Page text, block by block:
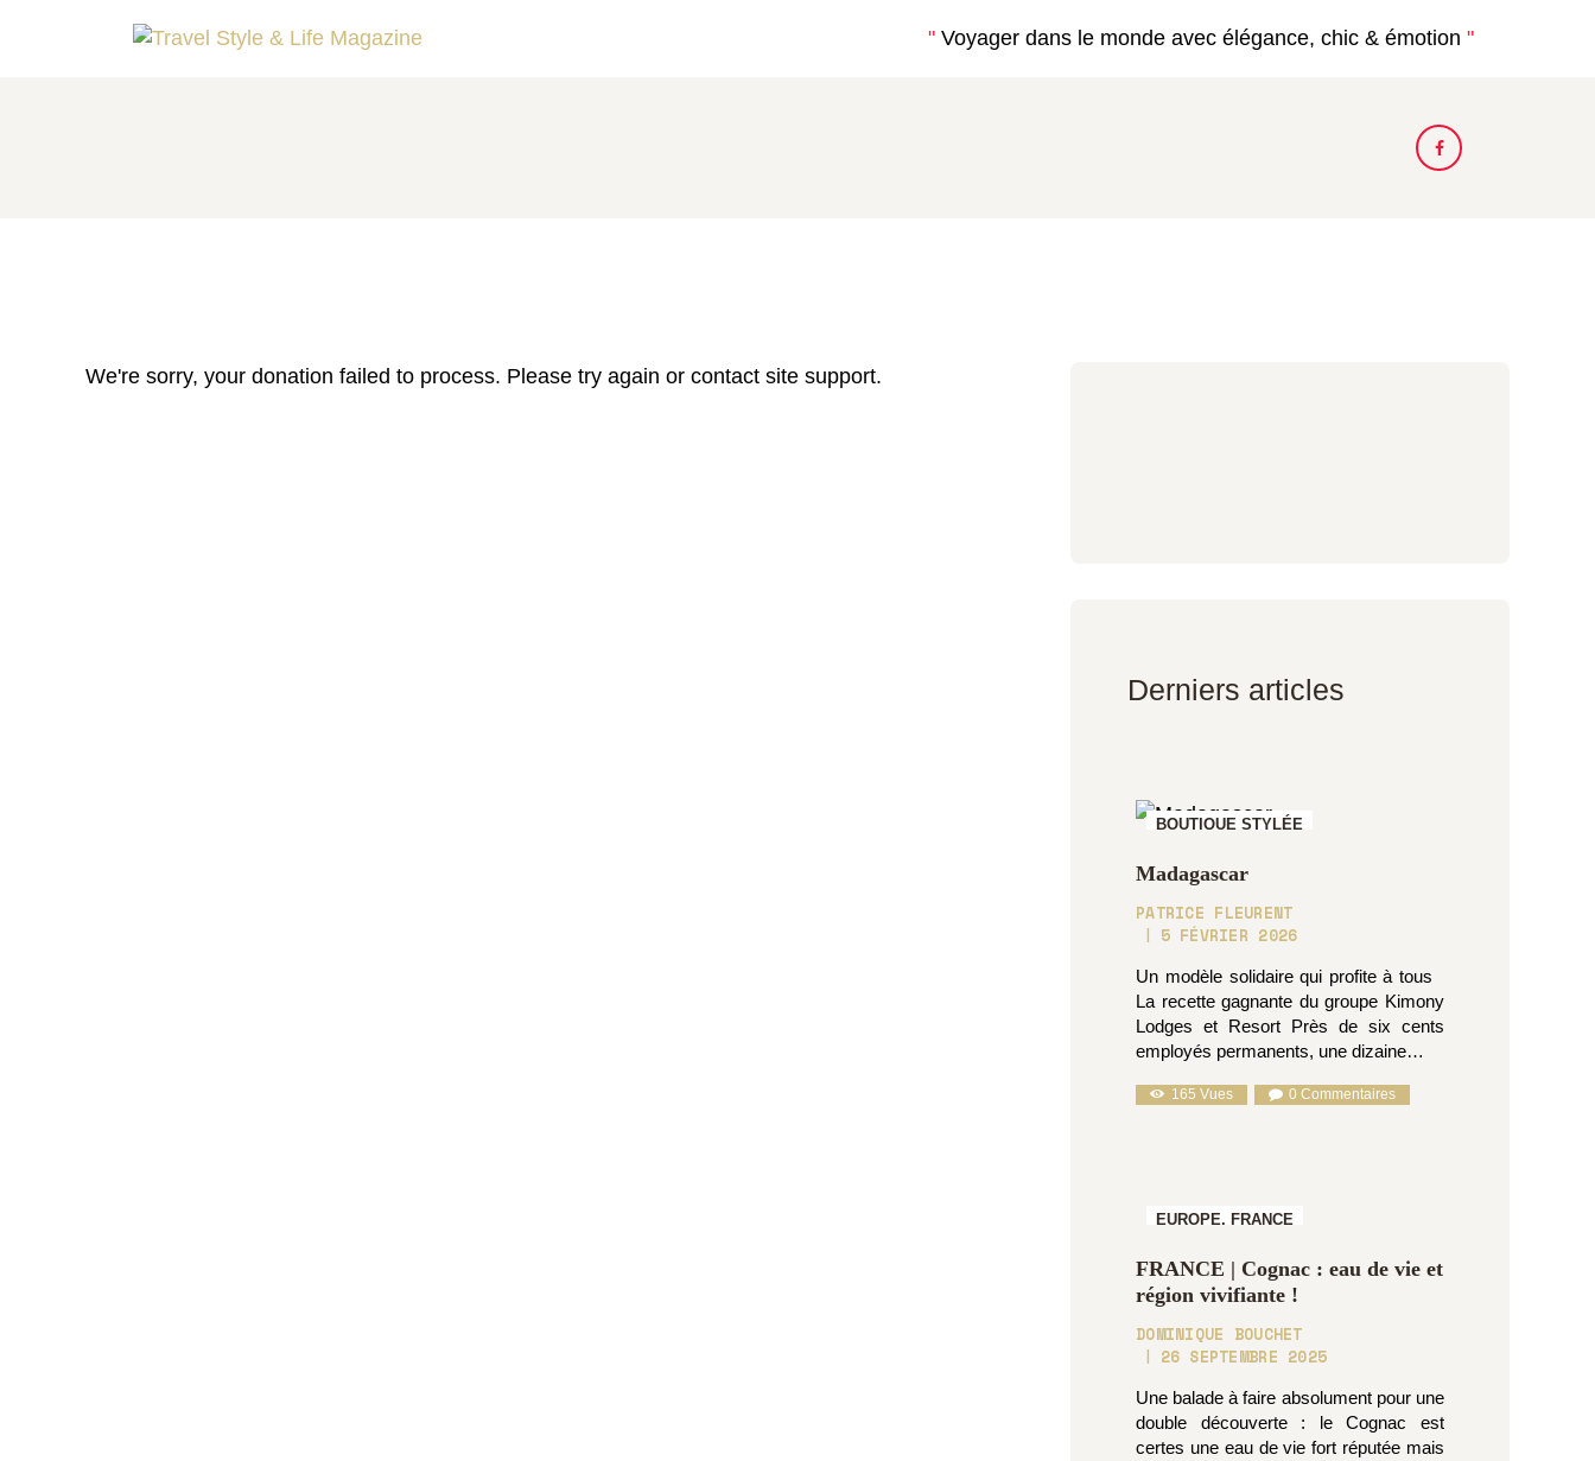
" Voyager dans le monde avec élégance, chic & émotion "
A LA UNE
We're sorry, your donation failed to process. Please try again or contact site support.
Derniers articles
BOUTIQUE STYLÉE
Madagascar
PATRICE FLEURENT
5 FÉVRIER 2026
Un modèle solidaire qui profite à tous
La recette gagnante du groupe Kimony
Lodges et Resort Près de six cents
employés permanents, une dizaine…
165 Vues 0 Commentaires
EUROPE, FRANCE
FRANCE | Cognac : eau de vie et
région vivifiante !
DOMINIQUE BOUCHET
26 SEPTEMBRE 2025
Une balade à faire absolument pour une
double découverte : le Cognac est
certes une eau de vie fort réputée mais